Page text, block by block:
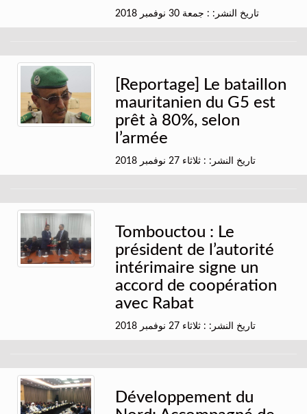
تاريخ النشر: : جمعة 30 نوفمبر 2018
[Reportage] Le bataillon
mauritanien du G5 est
prêt à 80%, selon
l’armée
تاريخ النشر: : ثلاثاء 27 نوفمبر 2018
Tombouctou : Le
président de l’autorité
intérimaire signe un
accord de coopération
avec Rabat
تاريخ النشر: : ثلاثاء 27 نوفمبر 2018
Développement du